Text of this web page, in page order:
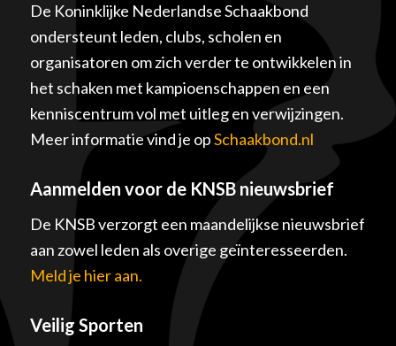
De Koninklijke Nederlandse Schaakbond
ondersteunt leden, clubs, scholen en
organisatoren om zich verder te ontwikkelen in
het schaken met kampioenschappen en een
kenniscentrum vol met uitleg en verwijzingen.
Meer informatie vind je opSchaakbond.nl
Aanmelden voor de KNSB nieuwsbrief
De KNSB verzorgt een maandelijkse nieuwsbrief
aan zowel leden als overige geïnteresseerden.
Meld je hier aan.
Veilig Sporten